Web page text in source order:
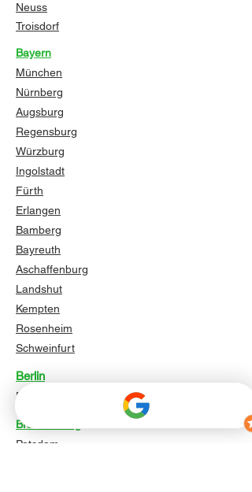
Neuss
Troisdorf
Bayern
München
Nürnberg
Augsburg
Regensburg
Würzburg
Ingolstadt
Fürth
Erlangen
Bamberg
Bayreuth
Aschaffenburg
Landshut
Kempten
Rosenheim
Schweinfurt
Berlin
Berlin
Brandenburg
Potsdam